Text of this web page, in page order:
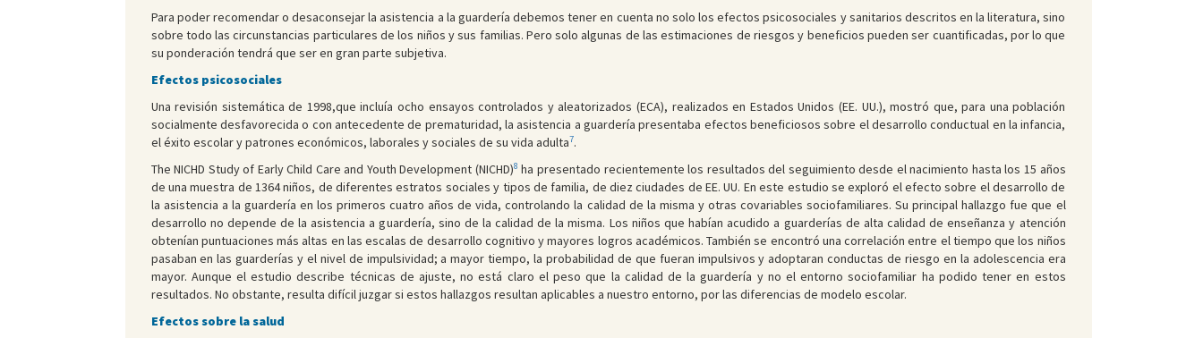
Para poder recomendar o desaconsejar la asistencia a la guardería debemos tener en cuenta no solo los efectos psicosociales y sanitarios descritos en la literatura, sino
sobre todo las circunstancias particulares de los niños y sus familias. Pero solo algunas de las estimaciones de riesgos y beneficios pueden ser cuantificadas, por lo que
su ponderación tendrá que ser en gran parte subjetiva.
Efectos psicosociales
Una revisión sistemática de 1998,que incluía ocho ensayos controlados y aleatorizados (ECA), realizados en Estados Unidos (EE. UU.), mostró que, para una población
socialmente desfavorecida o con antecedente de prematuridad, la asistencia a guardería presentaba efectos beneficiosos sobre el desarrollo conductual en la infancia,
el éxito escolar y patrones económicos, laborales y sociales de su vida adulta7.
The NICHD Study of Early Child Care and Youth Development (NICHD)8 ha presentado recientemente los resultados del seguimiento desde el nacimiento hasta los 15 años
de una muestra de 1364 niños, de diferentes estratos sociales y tipos de familia, de diez ciudades de EE. UU. En este estudio se exploró el efecto sobre el desarrollo de
la asistencia a la guardería en los primeros cuatro años de vida, controlando la calidad de la misma y otras covariables sociofamiliares. Su principal hallazgo fue que el
desarrollo no depende de la asistencia a guardería, sino de la calidad de la misma. Los niños que habían acudido a guarderías de alta calidad de enseñanza y atención
obtenían puntuaciones más altas en las escalas de desarrollo cognitivo y mayores logros académicos. También se encontró una correlación entre el tiempo que los niños
pasaban en las guarderías y el nivel de impulsividad; a mayor tiempo, la probabilidad de que fueran impulsivos y adoptaran conductas de riesgo en la adolescencia era
mayor. Aunque el estudio describe técnicas de ajuste, no está claro el peso que la calidad de la guardería y no el entorno sociofamiliar ha podido tener en estos
resultados. No obstante, resulta difícil juzgar si estos hallazgos resultan aplicables a nuestro entorno, por las diferencias de modelo escolar.
Efectos sobre la salud